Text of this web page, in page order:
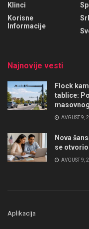
Klinci
Korisne
Informacije
Najnovije vesti
Flock
tablice:
AVGUST 9,
Nova
se
AVGUST 9,
Aplikacija